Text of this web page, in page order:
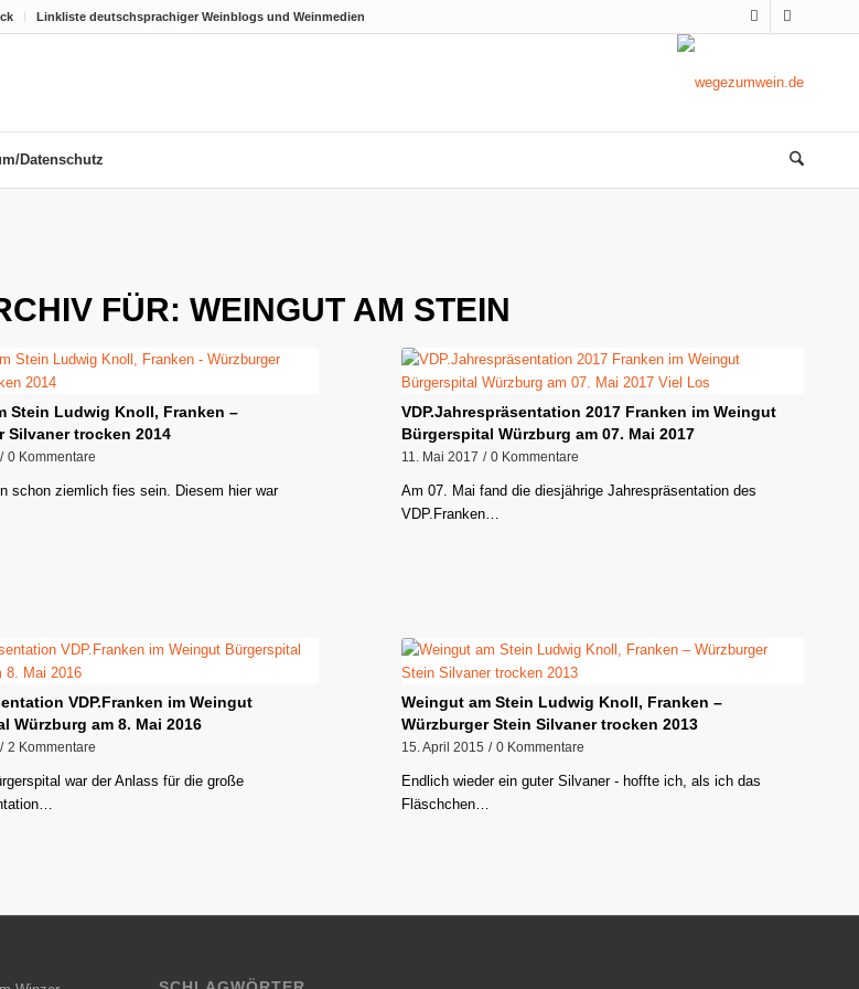
Linkliste deutschsprachiger Weinblogs und Weinmedien
Datenschutz
FÜR: WEINGUT AM STEIN
Stein Ludwig Knoll, Franken –
Silvaner trocken 2014
/ 0 Kommentare
schon ziemlich fies sein. Diesem hier war
VDP.Jahrespräsentation 2017 Franken im Weingut
Bürgerspital Würzburg am 07. Mai 2017
11. Mai 2017 / 0 Kommentare
Am 07. Mai fand die diesjährige Jahrespräsentation des
VDP.Franken…
VDP.Franken im Weingut
Würzburg am 8. Mai 2016
/ 2 Kommentare
war der Anlass für die große
Weingut am Stein Ludwig Knoll, Franken –
Würzburger Stein Silvaner trocken 2013
15. April 2015 / 0 Kommentare
Endlich wieder ein guter Silvaner - hoffte ich, als ich das
Fläschchen…